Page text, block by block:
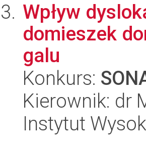
Wpływ
domieszek
galu
Konkurs:
Kierownik: dr
Instytut